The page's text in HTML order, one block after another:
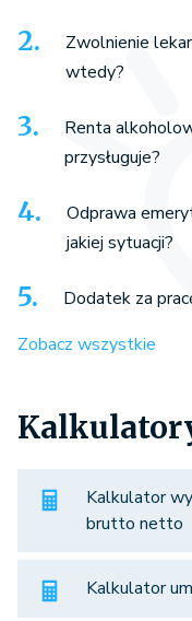
Zwolnienie
wtedy?
Renta
przysługuje?
Odprawa
jakiej sytuacji?
Dodatek za
Zobacz wszystkie
Kalkulator
brutto netto
Kalkulator